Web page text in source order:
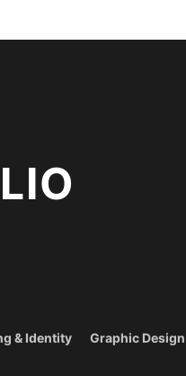
& Identity Graphic Design